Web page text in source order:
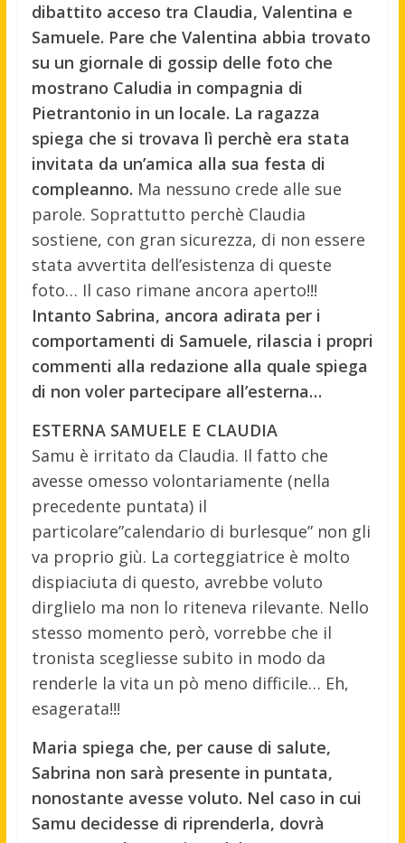
dibattito acceso tra Claudia, Valentina e
Samuele. Pare che Valentina abbia trovato
su un giornale di gossip delle foto che
mostrano Caludia in compagnia di
Pietrantonio in un locale. La ragazza
spiega che si trovava lì perchè era stata
invitata da un’amica alla sua festa di
compleanno. Ma nessuno crede alle sue
parole. Soprattutto perchè Claudia
sostiene, con gran sicurezza, di non essere
stata avvertita dell’esistenza di queste
foto… Il caso rimane ancora aperto!!!
Intanto Sabrina, ancora adirata per i
comportamenti di Samuele, rilascia i propri
commenti alla redazione alla quale spiega
di non voler partecipare all’esterna…
ESTERNA SAMUELE E CLAUDIA
Samu è irritato da Claudia. Il fatto che
avesse omesso volontariamente (nella
precedente puntata) il
particolare”calendario di burlesque” non gli
va proprio giù. La corteggiatrice è molto
dispiaciuta di questo, avrebbe voluto
dirglielo ma non lo riteneva rilevante. Nello
stesso momento però, vorrebbe che il
tronista scegliesse subito in modo da
renderle la vita un pò meno difficile… Eh,
esagerata!!!
Maria spiega che, per cause di salute,
Sabrina non sarà presente in puntata,
nonostante avesse voluto. Nel caso in cui
Samu decidesse di riprenderla, dovrà